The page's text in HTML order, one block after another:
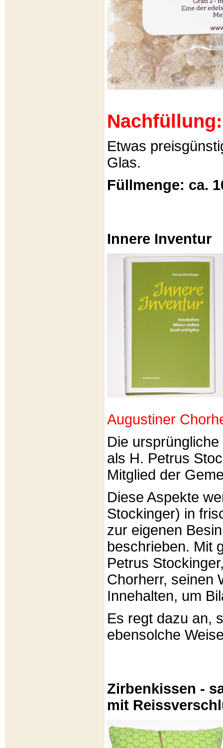
Etwas
Glas.
Füllmenge: ca.
Innere Inventur
Augustiner
Die
als H. Petrus
Mitglied der
Diese Aspekte
Stockinger) in
zur eigenen
beschrieben. Mit
Petrus
Chorherr, seinen
Innehalten, um
Es regt dazu an,
ebensolche
Zirbenkissen -
mit